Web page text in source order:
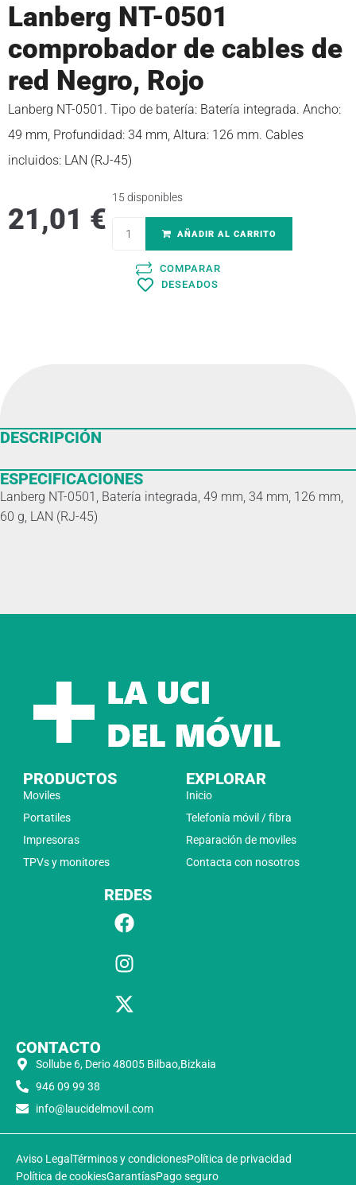
Lanberg NT-0501
comprobador de cables de
red Negro, Rojo
Lanberg NT-0501. Tipo de batería: Batería integrada. Ancho:
49 mm, Profundidad: 34 mm, Altura: 126 mm. Cables
incluidos: LAN (RJ-45)
21,01 €
15 disponibles
AÑADIR AL CARRITO
COMPARAR
DESEADOS
DESCRIPCIÓN
ESPECIFICACIONES
Lanberg NT-0501, Batería integrada, 49 mm, 34 mm, 126 mm,
60 g, LAN (RJ-45)
PRODUCTOS
Moviles
Portatiles
Impresoras
TPVs y monitores
EXPLORAR
Inicio
Telefonía móvil / fibra
Reparación de moviles
Contacta con nosotros
REDES
CONTACTO
Sollube 6, Derio 48005 Bilbao,Bizkaia
946 09 99 38
info@laucidelmovil.com
Aviso Legal Términos y condicionesPolítica de privacidad
Política de cookiesGarantíasPago seguro